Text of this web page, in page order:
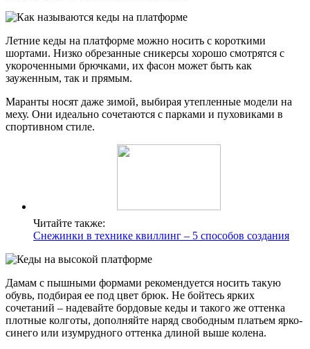
Летние кеды на платформе можно носить с короткими
шортами. Низко обрезанные сникерсы хорошо смотрятся с
укороченными брючками, их фасон может быть как
зауженным, так и прямым.
Маранты носят даже зимой, выбирая утепленные модели на
меху. Они идеально сочетаются с парками и пуховиками в
спортивном стиле.
Читайте также:
Снежинки в технике квиллинг – 5 способов создания
Дамам с пышными формами рекомендуется носить такую
обувь, подбирая ее под цвет брюк. Не бойтесь ярких
сочетаний – надевайте бордовые кеды и такого же оттенка
плотные колготы, дополняйте наряд свободным платьем ярко-
синего или изумрудного оттенка длиной выше колена.